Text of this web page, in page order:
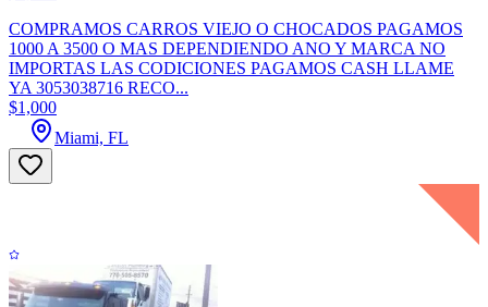
COMPRAMOS CARROS VIEJO O CHOCADOS PAGAMOS
1000 A 3500 O MAS DEPENDIENDO ANO Y MARCA NO
IMPORTAS LAS CODICIONES PAGAMOS CASH LLAME
YA 3053038716 RECO...
$1,000
Miami, FL